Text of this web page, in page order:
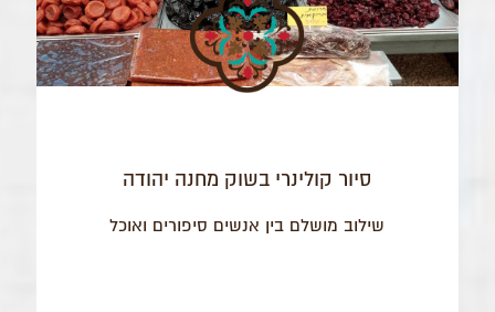
סיור קולינרי בשוק מחנה יהודה
שילוב מושלם בין אנשים סיפורים ואוכל